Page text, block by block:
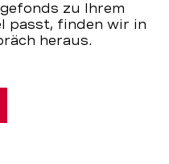
zu Ihrem
passt, finden wir in
heraus.